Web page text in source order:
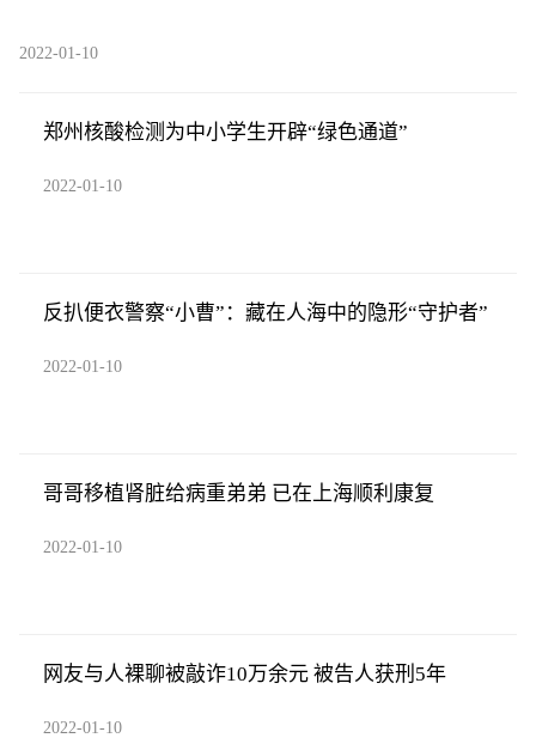
2022-01-10
郑州核酸检测为中小学生开辟“绿色通道”
2022-01-10
反扒便衣警察“小曹”：藏在人海中的隐形“守护者”
2022-01-10
哥哥移植肾脏给病重弟弟 已在上海顺利康复
2022-01-10
网友与人裸聊被敲诈10万余元 被告人获刑5年
2022-01-10